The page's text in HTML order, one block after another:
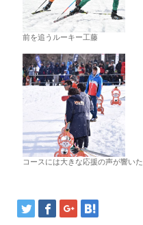
前を追うルーキー工藤
コースには大きな応援の声が響いた